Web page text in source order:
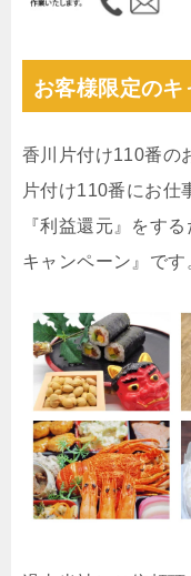
お客様限定のキ
香川片付け110番の
片付け110番にお仕
『利益還元』をす
キャンペーン』です